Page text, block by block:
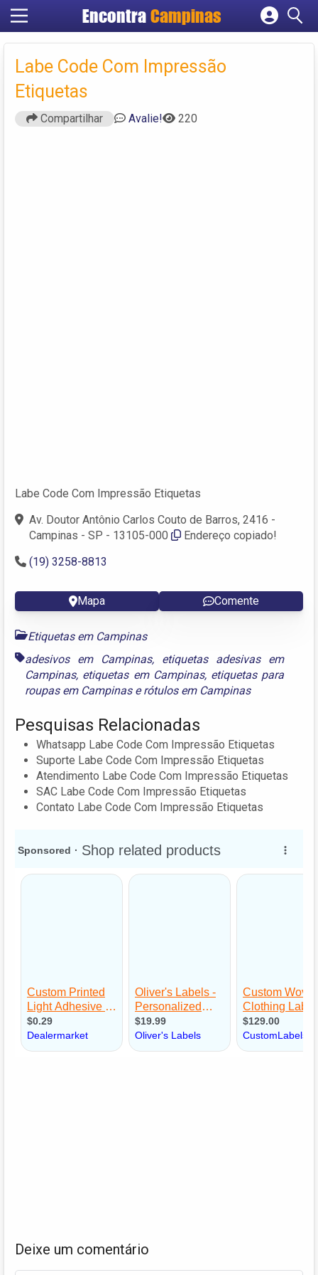
Encontra Campinas
Cadastrar empresa
Criar conta
Labe Code Com Impressão
Etiquetas
Compartilhar Avalie! 220
Labe Code Com Impressão Etiquetas
Av. Doutor Antônio Carlos Couto de Barros, 2416 -
Campinas - SP - 13105-000
Endereço copiado!
(19) 3258-8813
Mapa Comente
Etiquetas em Campinas
adesivos em Campinas, etiquetas adesivas em
Campinas, etiquetas em Campinas, etiquetas para
roupas em Campinaserótulos em Campinas
Pesquisas Relacionadas
Whatsapp Labe Code Com Impressão Etiquetas
Suporte Labe Code Com Impressão Etiquetas
Atendimento Labe Code Com Impressão Etiquetas
SAC Labe Code Com Impressão Etiquetas
Contato Labe Code Com Impressão Etiquetas
Deixe um comentário